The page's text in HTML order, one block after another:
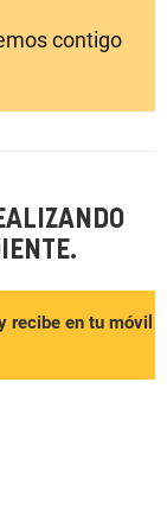
contigo
recibe en tu móvil